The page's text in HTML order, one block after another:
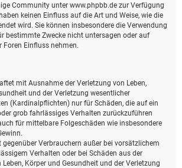
Community unter www.phpbb.de zur Verfügung
keinen Einfluss auf die Art und Weise, wie die
wird. Sie können insbesondere die Verwendung
bestimmte Zwecke nicht untersagen oder auf
Foren Einfluss nehmen.
mit Ausnahme der Verletzung von Leben,
und der Verletzung wesentlicher
(Kardinalpflichten) nur für Schäden, die auf ein
grob fahrlässiges Verhalten zurückzuführen
für mittelbare Folgeschäden wie insbesondere
gegenüber Verbrauchern außer bei vorsätzlichem
Verhalten oder bei Schäden aus der
Körper und Gesundheit und der Verletzung